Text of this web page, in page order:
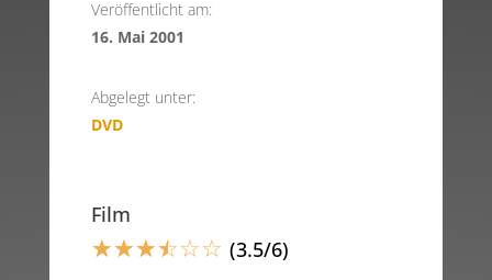
Veröffentlicht am:
16. Mai 2001
Abgelegt unter:
DVD
Film
☆☆☆☆☆☆ (3.5/6)